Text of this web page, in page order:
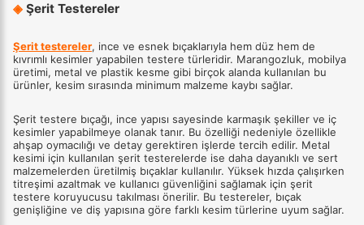
◈ Şerit Testereler
Şerit testereler, ince ve esnek bıçaklarıyla hem düz hem de
kıvrımlı kesimler yapabilen testere türleridir. Marangozluk, mobilya
üretimi, metal ve plastik kesme gibi birçok alanda kullanılan bu
ürünler, kesim sırasında minimum malzeme kaybı sağlar.
Şerit testere bıçağı, ince yapısı sayesinde karmaşık şekiller ve iç
kesimler yapabilmeye olanak tanır. Bu özelliği nedeniyle özellikle
ahşap oymacılığı ve detay gerektiren işlerde tercih edilir. Metal
kesimi için kullanılan şerit testerelerde ise daha dayanıklı ve sert
malzemelerden üretilmiş bıçaklar kullanılır. Yüksek hızda çalışırken
titreşimi azaltmak ve kullanıcı güvenliğini sağlamak için şerit
testere koruyucusu takılması önerilir. Bu testereler, bıçak
genişliğine ve diş yapısına göre farklı kesim türlerine uyum sağlar.